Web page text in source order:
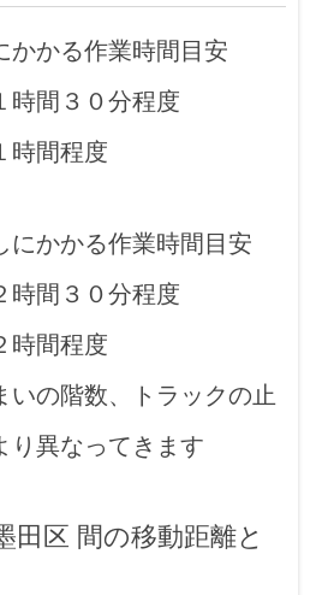
かかる作業時間目安
間３０分程度
時間程度
にかかる作業時間目安
間３０分程度
時間程度
の階数、トラックの止
り異なってきます
田区 間の移動距離と